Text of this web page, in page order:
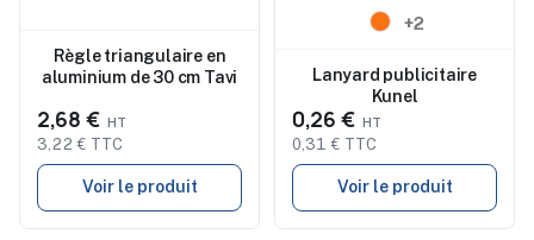
Règle triangulaire en
aluminium de 30 cm Tavi
2,68 €
3,22 € TTC
Voir le produit
+2
Lanyard publicitaire
Kunel
0,26 €
0,31 € TTC
Voir le produit